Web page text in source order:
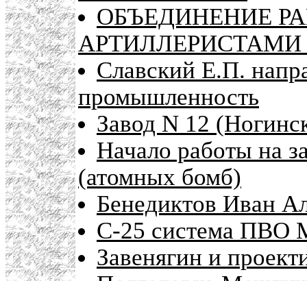
ОБЪЕДИНЕНИЕ
АРТИЛЛЕРИСТАМИ
Славский Е.П.
промышленность
Завод N 12
Начало работы на
(атомных бомб)
Бенедиктов Иван
С-25 система ПВО
Завенягин и